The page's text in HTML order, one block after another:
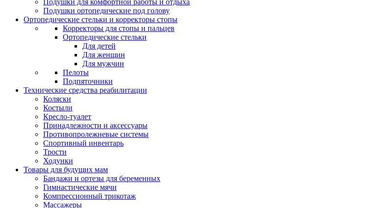
Подушки для комфортной работы и отдыха
Подушки ортопедические под голову
Ортопедические стельки и корректоры стопы
Корректоры для стопы и пальцев
Ортопедические стельки
Для детей
Для женщин
Для мужчин
Пелоты
Подпяточники
Технические средства реабилитации
Коляски
Костыли
Кресло-туалет
Принадлежности и аксессуары
Противопролежневые системы
Спортивный инвентарь
Трости
Ходунки
Товары для будущих мам
Бандажи и ортезы для беременных
Гимнастические мячи
Компрессионный трикотаж
Массажеры